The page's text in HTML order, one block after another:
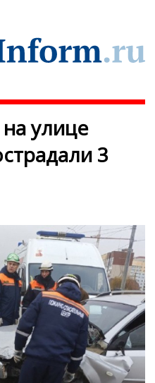
улице
3